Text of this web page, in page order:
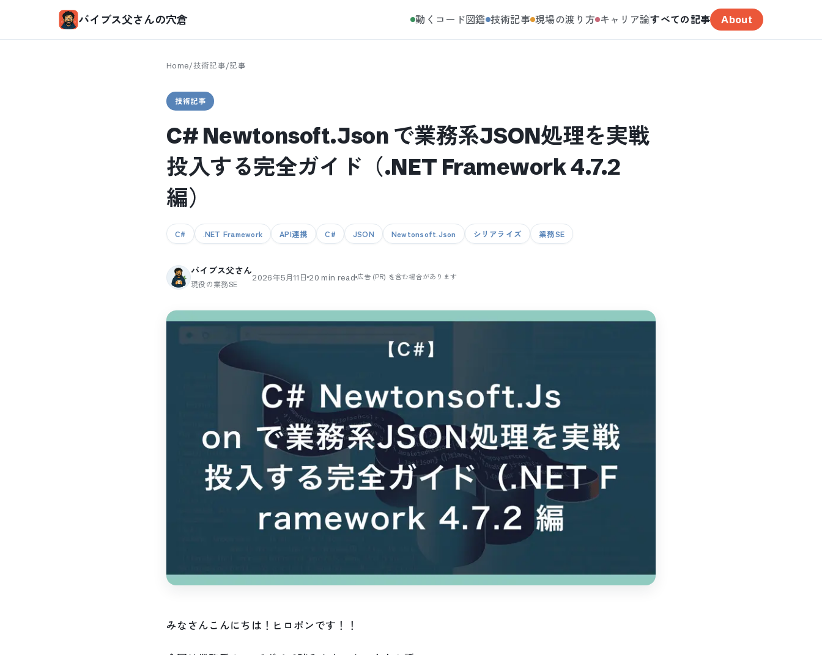
バイブス父さんの穴倉 動くコード図鑑 技術記事 現場の渡り方 キャリア論すべての記事 About
Home/技術記事/記事
技術記事
C# Newtonsoft.Json で業務系JSON処理を実戦
投入する完全ガイド（.NET Framework 4.7.2
編）
C# .NET Framework API連携 C# JSON Newtonsoft.Json シリアライズ 業務SE
バイブス父さん
現役の業務SE
2026年5月11日 20 min read 広告 (PR) を含む場合があります
みなさんこんにちは！ヒロポンです！！